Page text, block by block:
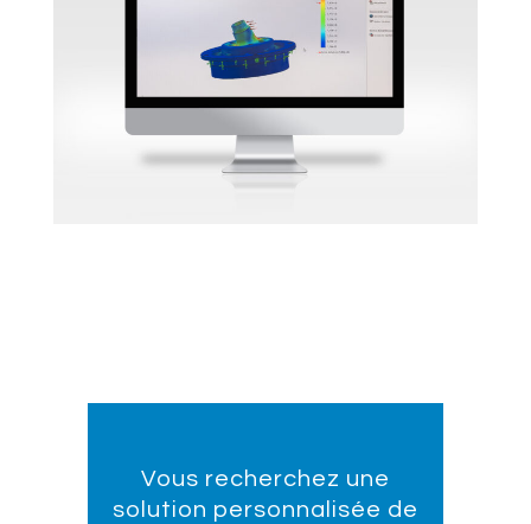
Vous recherchez une
solution personnalisée de